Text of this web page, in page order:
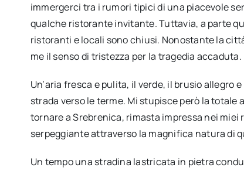
immergerci tra i rumori tipici di una piacevole
qualche ristorante invitante. Tuttavia, a parte
ristoranti e locali sono chiusi. Nonostante la
me il senso di tristezza per la tragedia accaduta.
Un’aria fresca e pulita, il verde, il brusio allegro
strada verso le terme. Mi stupisce però la totale
tornare a Srebrenica, rimasta impressa nei
serpeggiante attraverso la magnifica natura di
Un tempo una stradina lastricata in pietra